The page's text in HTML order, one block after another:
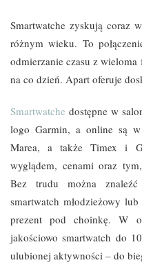
Smartwatche zyskują coraz
różnym wieku. To
odmierzanie czasu z
na co dzień. Apart oferuje
Smartwatche dostępne w
logo Garmin, a online są
Marea, a także Timex i
wyglądem, cenami oraz
Bez trudu można
smartwatch młodzieżowy
prezent pod choinkę. W
jakościowo smartwatch do
ulubionej aktywności – do